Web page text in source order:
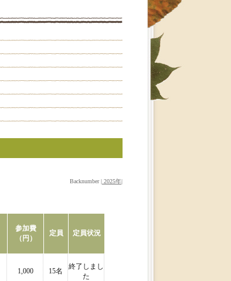
Backnumber | 2025年|
参加費
（円）
定員 定員状況
1,000 15名
終了しまし
た